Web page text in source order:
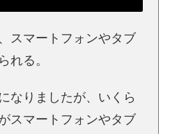
スマートフォンやタブ
れる。
なりましたが、いくら
スマートフォンやタブ